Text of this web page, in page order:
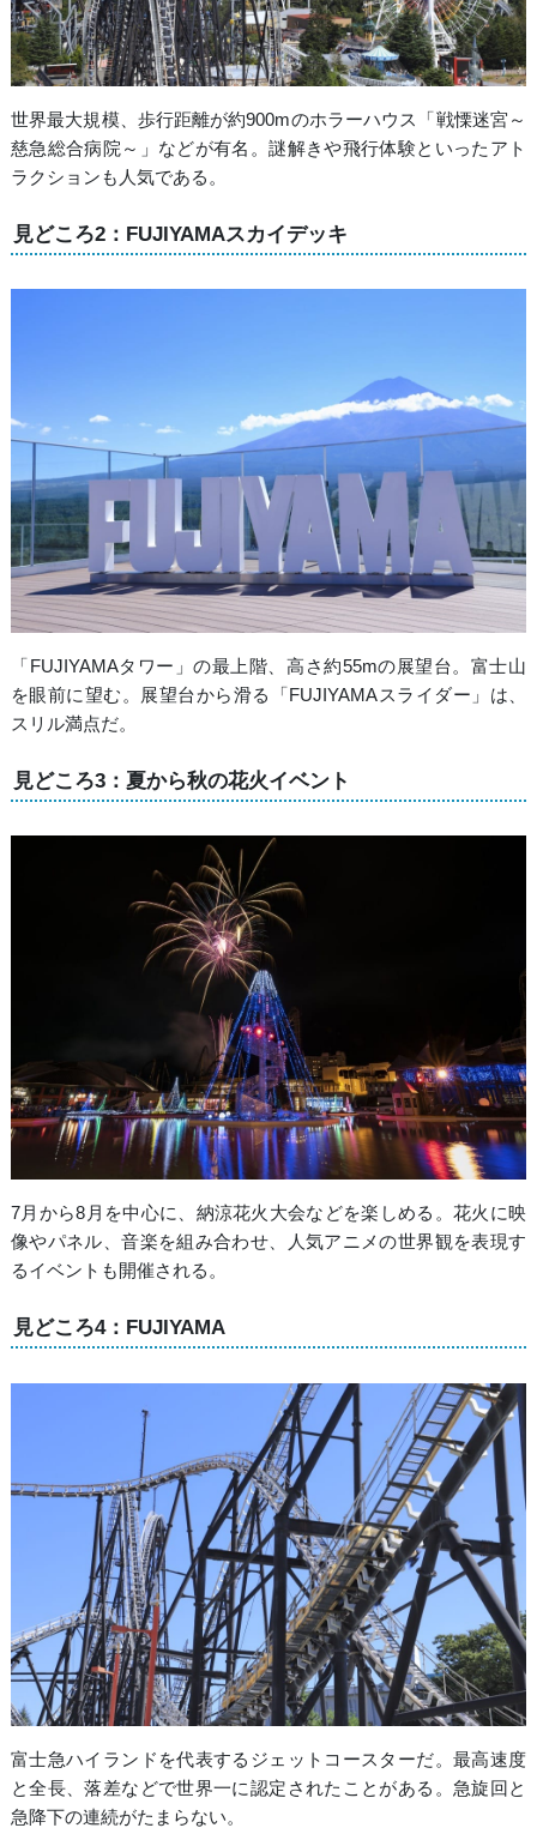
世界最大規模、歩行距離が約900mのホラーハウス「戦慄迷宮～
慈急総合病院～」などが有名。謎解きや飛行体験といったアト
ラクションも人気である。
見どころ2：FUJIYAMAスカイデッキ
「FUJIYAMAタワー」の最上階、高さ約55mの展望台。富士山
を眼前に望む。展望台から滑る「FUJIYAMAスライダー」は、
スリル満点だ。
見どころ3：夏から秋の花火イベント
7月から8月を中心に、納涼花火大会などを楽しめる。花火に映
像やパネル、音楽を組み合わせ、人気アニメの世界観を表現す
るイベントも開催される。
見どころ4：FUJIYAMA
富士急ハイランドを代表するジェットコースターだ。最高速度
と全長、落差などで世界一に認定されたことがある。急旋回と
急降下の連続がたまらない。